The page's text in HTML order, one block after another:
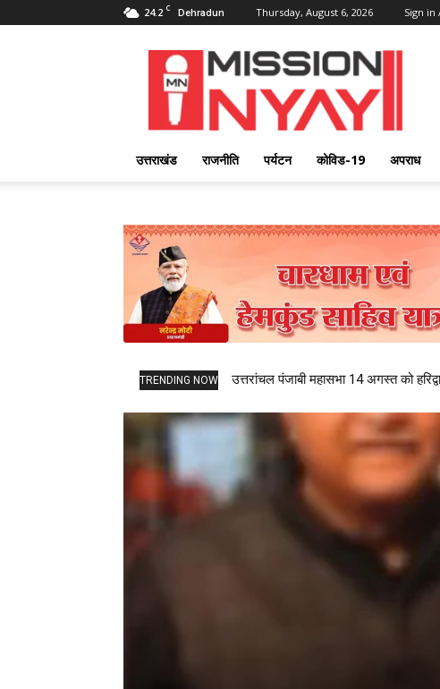
24.2 C Dehradun Thursday, August 6, 2026 Sign in
Mission
Nyay
उत्तराखंड राजनीति पर्यटन कोविड-19 अपराध
TRENDING NOW उत्तरांचल पंजाबी महासभा 14 अगस्त को